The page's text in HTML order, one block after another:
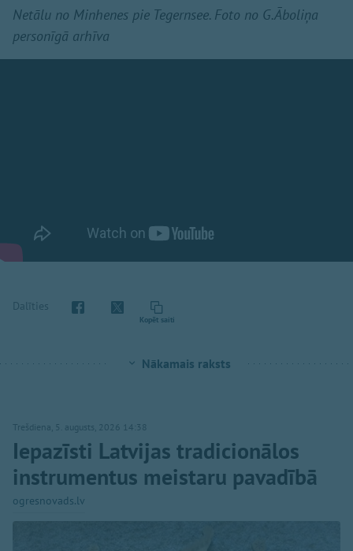
Netālu no Minhenes pie Tegernsee. Foto no G.Āboliņa
personīgā arhīva
Dalīties
Kopēt saiti
Nākamais raksts
Trešdiena, 5. augusts, 2026 14:38
Iepazīsti Latvijas tradicionālos
instrumentus meistaru pavadībā
ogresnovads.lv